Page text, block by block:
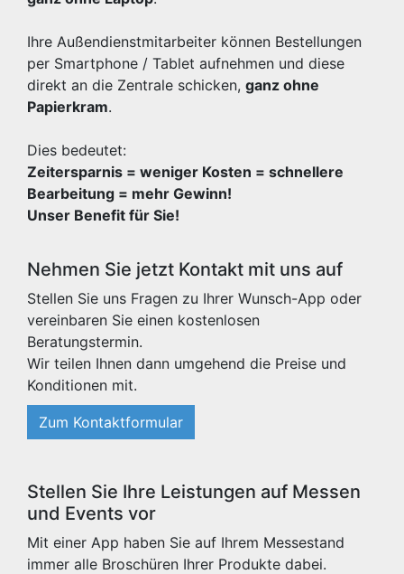
Ihre Außendienstmitarbeiter können Bestellungen
per Smartphone / Tablet aufnehmen und diese
direkt an die Zentrale schicken, ganz ohne
Papierkram.
Dies bedeutet:
Zeitersparnis = weniger Kosten = schnellere
Bearbeitung = mehr Gewinn!
Unser Benefit für Sie!
Nehmen Sie jetzt Kontakt mit uns auf
Stellen Sie uns Fragen zu Ihrer Wunsch-App oder
vereinbaren Sie einen kostenlosen
Beratungstermin.
Wir teilen Ihnen dann umgehend die Preise und
Konditionen mit.
Zum Kontaktformular
Stellen Sie Ihre Leistungen auf Messen
und Events vor
Mit einer App haben Sie auf Ihrem Messestand
immer alle Broschüren Ihrer Produkte dabei.